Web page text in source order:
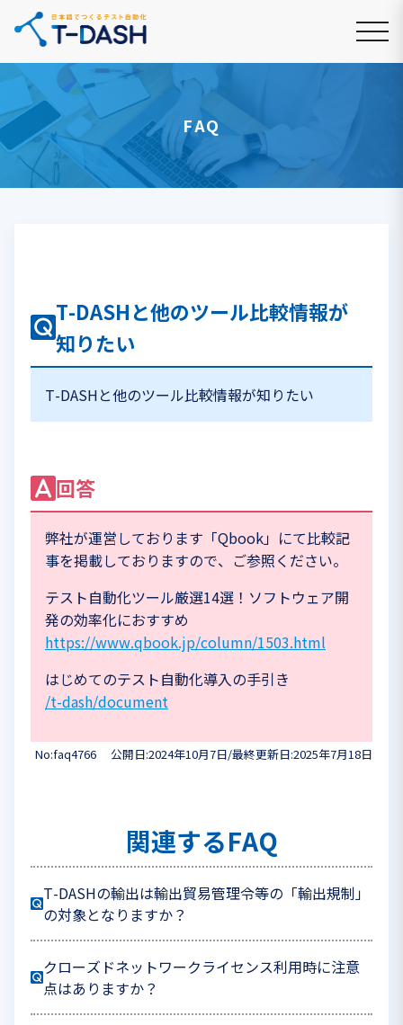
FAQ
T-DASHと他のツール比較情報が
知りたい
T-DASHと他のツール比較情報が知りたい
回答
弊社が運営しております「Qbook」にて比較記
事を掲載しておりますので、ご参照ください。
テスト自動化ツール厳選14選！ソフトウェア開
発の効率化におすすめ
https://www.qbook.jp/column/1503.html
はじめてのテスト自動化導入の手引き
/t-dash/document
No:faq4766 公開日:2024年10月7日/最終更新日:2025年7月18日
関連するFAQ
T-DASHの輸出は輸出貿易管理令等の「輸出規制」
の対象となりますか？
クローズドネットワークライセンス利用時に注意
点はありますか？